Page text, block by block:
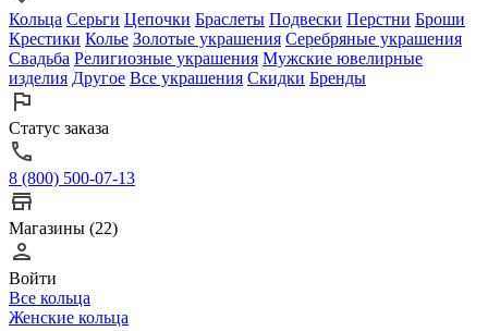
Кольца Серьги Цепочки Браслеты Подвески Перстни Броши
Крестики Колье Золотые украшения Серебряные украшения
Свадьба Религиозные украшения Мужские ювелирные
изделия Другое Все украшения Скидки Бренды
Статус заказа
8 (800) 500-07-13
Магазины (22)
Войти
Все кольца
Женские кольца